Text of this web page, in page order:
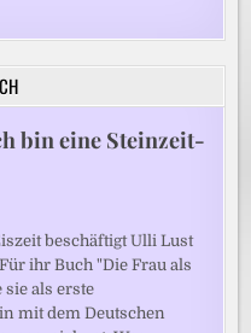
bin eine Steinzeit-
beschäftigt Ulli Lust
ihr Buch "Die Frau als
als erste
mit dem Deutschen